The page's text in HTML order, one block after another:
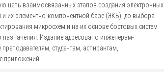
цепь взаимосвязанных этапов создания электронных
их элементно-компонентной базе (ЭКБ), до выбора
микросхем и на их основе бортовых систем
назначения. Издание адресовано инженерам-
студентам, аспирантам,
приложений.